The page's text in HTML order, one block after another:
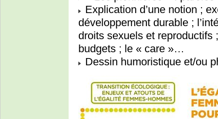
Explication d’une notion ;
développement durable ;
droits sexuels et
budgets ; le « care »…
Dessin humoristique et/ou